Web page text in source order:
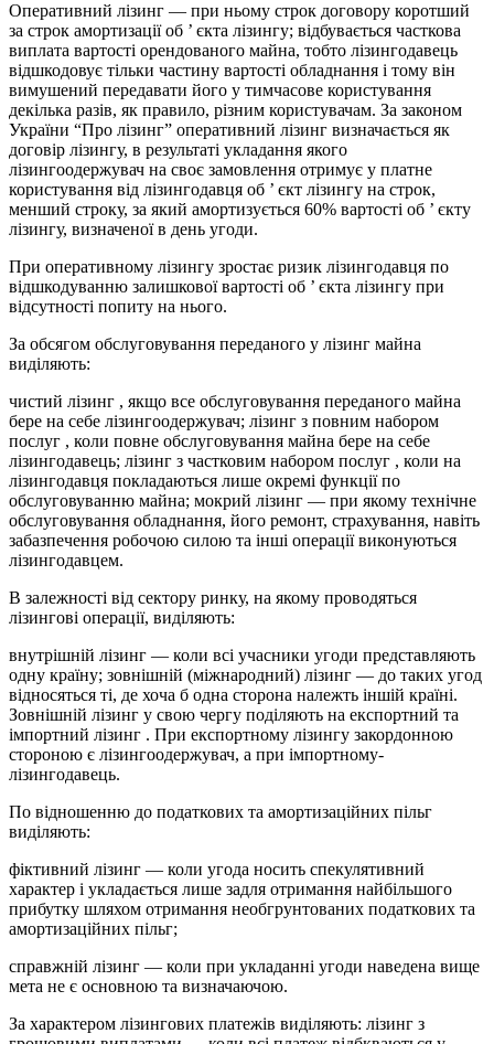
Оперативний лізинг — при ньому строк договору коротший
за строк амортизації об ’ єкта лізингу; відбувається часткова
виплата вартості орендованого майна, тобто лізингодавець
відшкодовує тільки частину вартості обладнання і тому він
вимушений передавати його у тимчасове користування
декілька разів, як правило, різним користувачам. За законом
України “Про лізинг” оперативний лізинг визначається як
договір лізингу, в результаті укладання якого
лізингоодержувач на своє замовлення отримує у платне
користування від лізингодавця об ’ єкт лізингу на строк,
менший строку, за який амортизується 60% вартості об ’ єкту
лізингу, визначеної в день угоди.
При оперативному лізингу зростає ризик лізингодавця по
відшкодуванню залишкової вартості об ’ єкта лізингу при
відсутності попиту на нього.
За обсягом обслуговування переданого у лізинг майна
виділяють:
чистий лізинг , якщо все обслуговування переданого майна
бере на себе лізингоодержувач; лізинг з повним набором
послуг , коли повне обслуговування майна бере на себе
лізингодавець; лізинг з частковим набором послуг , коли на
лізингодавця покладаються лише окремі функції по
обслуговуванню майна; мокрий лізинг — при якому технічне
обслуговування обладнання, його ремонт, страхування, навіть
забазпечення робочою силою та інші операції виконуються
лізингодавцем.
В залежності від сектору ринку, на якому проводяться
лізингові операції, виділяють:
внутрішній лізинг — коли всі учасники угоди представляють
одну країну; зовнішній (міжнародний) лізинг — до таких угод
відносяться ті, де хоча б одна сторона належть іншій країні.
Зовнішній лізинг у свою чергу поділяють на експортний та
імпортний лізинг . При експортному лізингу закордонною
стороною є лізингоодержувач, а при імпортному-
лізингодавець.
По відношенню до податкових та амортизаційних пільг
виділяють:
фіктивний лізинг — коли угода носить спекулятивний
характер і укладається лише задля отримання найбільшого
прибутку шляхом отримання необгрунтованих податкових та
амортизаційних пільг;
справжній лізинг — коли при укладанні угоди наведена вище
мета не є основною та визначаючою.
За характером лізингових платежів виділяють: лізинг з